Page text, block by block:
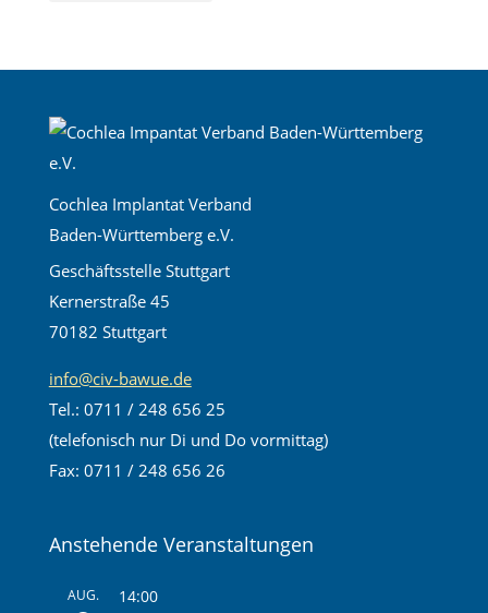
Cochlea Implantat Verband
Baden-Württemberg e.V.
Geschäftsstelle Stuttgart
Kernerstraße 45
70182 Stuttgart
info@civ-bawue.de
Tel.: 0711 / 248 656 25
(telefonisch nur Di und Do vormittag)
Fax: 0711 / 248 656 26
Anstehende Veranstaltungen
AUG. 14:00